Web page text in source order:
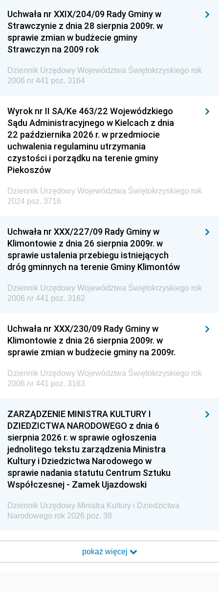
Dziennik Urzędowy Ministra Przemysłu
Dziennik Urzędowy Ministra Finansów i Gospodarki
Dziennik Urzędowy Ministra do Spraw Unii
Dziennik Urzędowy Agencji Wywiadu
Uchwała nr XXIX/204/09 Rady Gminy w
Strawczynie z dnia 28 sierpnia 2009r. w
sprawie zmian w budżecie gminy
Strawczyn na 2009 rok
Dziennik Urzędowy Województwa Świętokrzyskiego rok
2006 nr 441 poz. 3164
Wyrok nr II SA/Ke 463/22 Wojewódzkiego
Sądu Administracyjnego w Kielcach z dnia
22 października 2026 r. w przedmiocie
uchwalenia regulaminu utrzymania
czystości i porządku na terenie gminy
Piekoszów
Dziennik Urzędowy Województwa Świętokrzyskiego rok
2024 poz. 3716
Uchwała nr XXX/227/09 Rady Gminy w
Klimontowie z dnia 26 sierpnia 2009r. w
sprawie ustalenia przebiegu istniejących
dróg gminnych na terenie Gminy Klimontów
Dziennik Urzędowy Województwa Świętokrzyskiego rok
2006 nr 441 poz. 3162
Uchwała nr XXX/230/09 Rady Gminy w
Klimontowie z dnia 26 sierpnia 2009r. w
sprawie zmian w budżecie gminy na 2009r.
Dziennik Urzędowy Województwa Świętokrzyskiego rok
2006 nr 441 poz. 3163
ZARZĄDZENIE MINISTRA KULTURY I
DZIEDZICTWA NARODOWEGO z dnia 6
sierpnia 2026 r. w sprawie ogłoszenia
jednolitego tekstu zarządzenia Ministra
Kultury i Dziedzictwa Narodowego w
sprawie nadania statutu Centrum Sztuku
Współczesnej - Zamek Ujazdowski
Dziennik Urzędowy Ministra Kultury i Dziedzictwa
Narodowego rok 2026 poz. 38
pokaż więcej